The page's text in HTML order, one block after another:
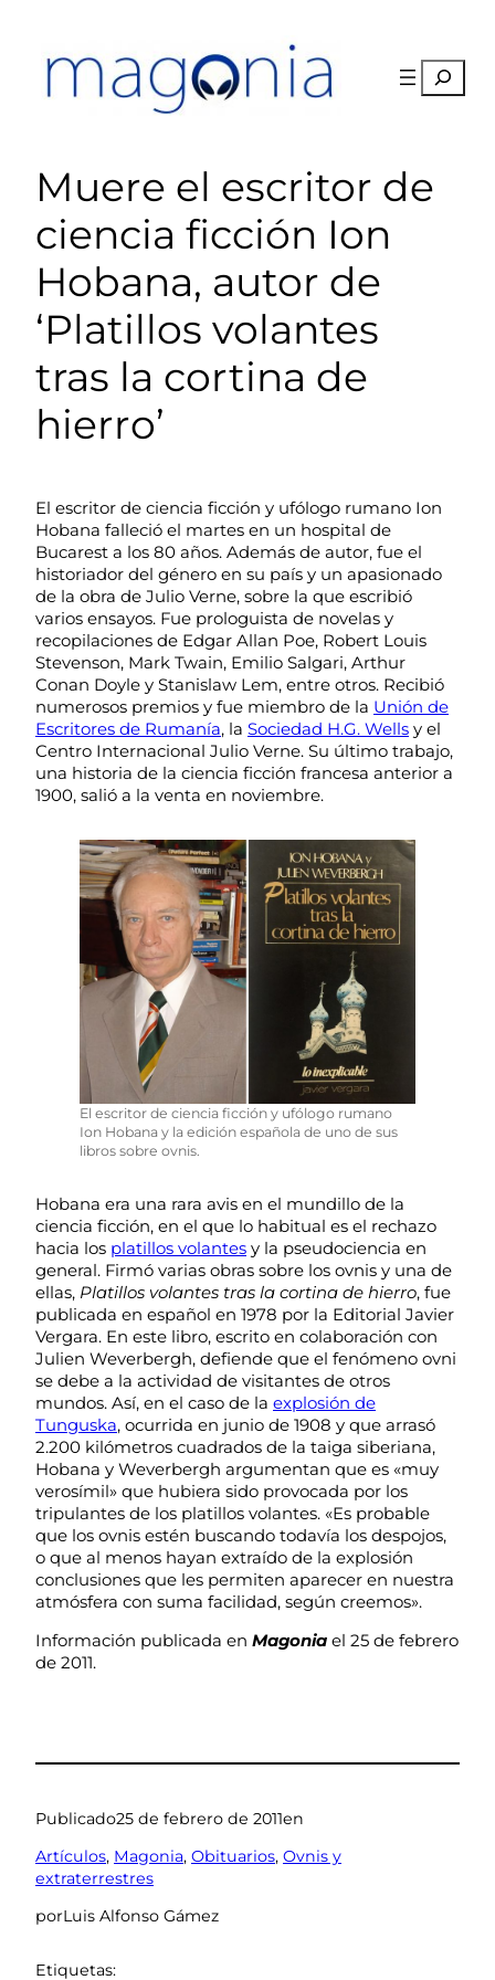
contenido
Buscar
Muere el escritor de
ciencia ficción Ion
Hobana, autor de
‘Platillos volantes
tras la cortina de
hierro’
El escritor de ciencia ficción y ufólogo rumano Ion
Hobana falleció el martes en un hospital de
Bucarest a los 80 años. Además de autor, fue el
historiador del género en su país y un apasionado
de la obra de Julio Verne, sobre la que escribió
varios ensayos. Fue prologuista de novelas y
recopilaciones de Edgar Allan Poe, Robert Louis
Stevenson, Mark Twain, Emilio Salgari, Arthur
Conan Doyle y Stanislaw Lem, entre otros. Recibió
numerosos premios y fue miembro de la Unión de
Escritores de Rumanía, la Sociedad H.G. Wells y el
Centro Internacional Julio Verne. Su último trabajo,
una historia de la ciencia ficción francesa anterior a
1900, salió a la venta en noviembre.
El escritor de ciencia ficción y ufólogo rumano
Ion Hobana y la edición española de uno de sus
libros sobre ovnis.
Hobana era una rara avis en el mundillo de la
ciencia ficción, en el que lo habitual es el rechazo
hacia los platillos volantes y la pseudociencia en
general. Firmó varias obras sobre los ovnis y una de
ellas, Platillos volantes tras la cortina de hierro, fue
publicada en español en 1978 por la Editorial Javier
Vergara. En este libro, escrito en colaboración con
Julien Weverbergh, defiende que el fenómeno ovni
se debe a la actividad de visitantes de otros
mundos. Así, en el caso de la explosión de
Tunguska, ocurrida en junio de 1908 y que arrasó
2.200 kilómetros cuadrados de la taiga siberiana,
Hobana y Weverbergh argumentan que es «muy
verosímil» que hubiera sido provocada por los
tripulantes de los platillos volantes. «Es probable
que los ovnis estén buscando todavía los despojos,
o que al menos hayan extraído de la explosión
conclusiones que les permiten aparecer en nuestra
atmósfera con suma facilidad, según creemos».
Información publicada en Magonia el 25 de febrero
de 2011.
Publicado25 de febrero de 2011en
Artículos, Magonia, Obituarios, Ovnis y
extraterrestres
porLuis Alfonso Gámez
Etiquetas: